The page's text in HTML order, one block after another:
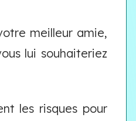
meilleur amie,
lui souhaiteriez
les risques pour